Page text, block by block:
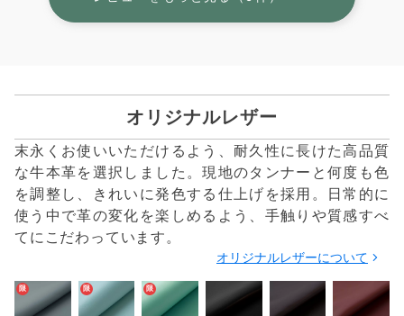
オリジナルレザー
末永くお使いいただけるよう、耐久性に長けた高品質
な牛本革を選択しました。現地のタンナーと何度も色
を調整し、きれいに発色する仕上げを採用。日常的に
使う中で革の変化を楽しめるよう、手触りや質感すべ
てにこだわっています。
オリジナルレザーについて
限 限 限